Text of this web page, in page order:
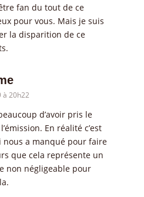
fan du tout de ce
pour vous. Mais je suis
la disparition de ce
à 20h22
d’avoir pris le
En réalité c’est
a manqué pour faire
que cela représente un
non négligeable pour